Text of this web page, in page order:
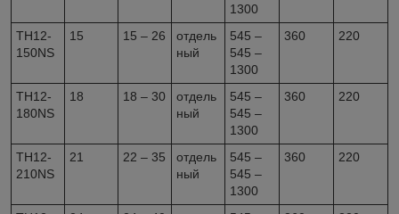
1300
TH12-
150NS
15 15 – 26
отдель
ный
545 –
545 –
1300
360 220
TH12-
180NS
18 18 – 30
отдель
ный
545 –
545 –
1300
360 220
TH12-
210NS
21 22 – 35
отдель
ный
545 –
545 –
1300
360 220